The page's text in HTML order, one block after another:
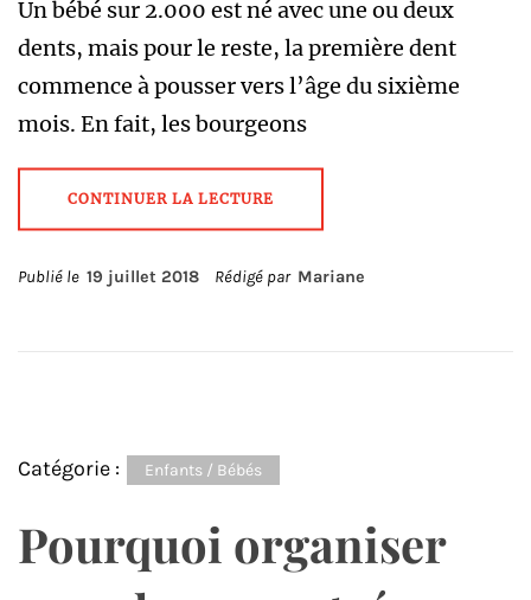
Un bébé sur 2.000 est né avec une ou deux
dents, mais pour le reste, la première dent
commence à pousser vers l’âge du sixième
mois. En fait, les bourgeons
CONTINUER LA LECTURE
Publié le 19 juillet 2018 Rédigé par Mariane
Catégorie : Enfants / Bébés
Pourquoi organiser